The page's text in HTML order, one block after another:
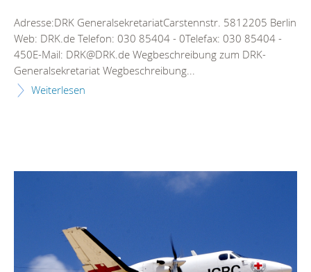
Adresse:DRK GeneralsekretariatCarstennstr. 5812205 Berlin
Web: DRK.de Telefon: 030 85404 - 0Telefax: 030 85404 -
450E-Mail: DRK@DRK.de Wegbeschreibung zum DRK-
Generalsekretariat Wegbeschreibung...
Weiterlesen